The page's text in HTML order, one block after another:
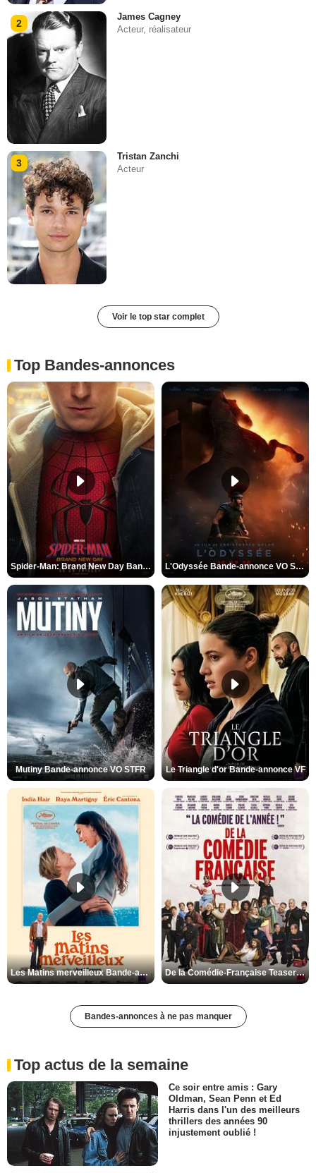
2
James Cagney
Acteur, réalisateur
3
Tristan Zanchi
Acteur
Voir le top star complet
Top Bandes-annonces
Spider-Man: Brand New Day Bande-annonce VO STFR L'Odyssée Bande-annonce VO STFR
Mutiny Bande-annonce VO STFR Le Triangle d'or Bande-annonce VF
Les Matins merveilleux Bande-annonce VF De la Comédie-Française Teaser VF
Bandes-annonces à ne pas manquer
Top actus de la semaine
Ce soir entre amis : Gary
Oldman, Sean Penn et Ed
Harris dans l'un des meilleurs
thrillers des années 90
injustement oublié !